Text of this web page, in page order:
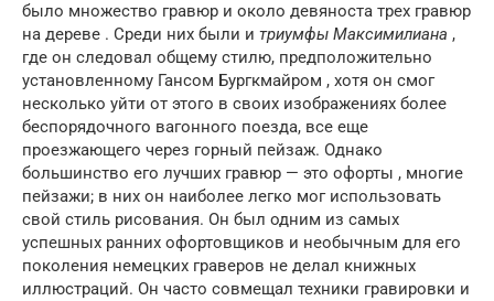
было множество гравюр и около девяноста трех гравюр
на дереве . Среди них были и триумфы Максимилиана ,
где он следовал общему стилю, предположительно
установленному Гансом Бургкмайром , хотя он смог
несколько уйти от этого в своих изображениях более
беспорядочного вагонного поезда, все еще
проезжающего через горный пейзаж. Однако
большинство его лучших гравюр — это офорты , многие
пейзажи; в них он наиболее легко мог использовать
свой стиль рисования. Он был одним из самых
успешных ранних офортовщиков и необычным для его
поколения немецких граверов не делал книжных
иллюстраций. Он часто совмещал техники гравировки и